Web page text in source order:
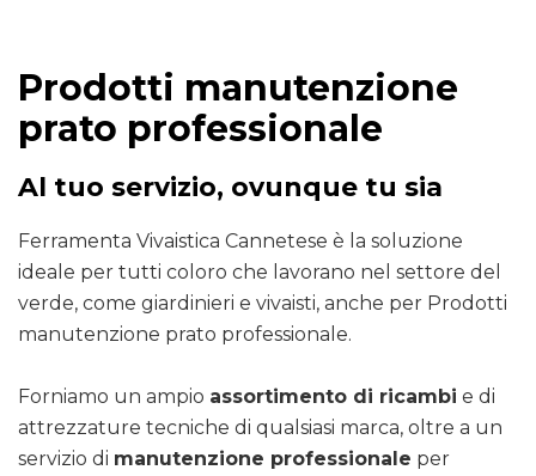
Prodotti manutenzione
prato professionale
Al tuo servizio, ovunque tu sia
Ferramenta Vivaistica Cannetese è la soluzione
ideale per tutti coloro che lavorano nel settore del
verde, come giardinieri e vivaisti, anche per Prodotti
manutenzione prato professionale.
Forniamo un ampio assortimento di ricambi e di
attrezzature tecniche di qualsiasi marca, oltre a un
servizio di manutenzione professionale per